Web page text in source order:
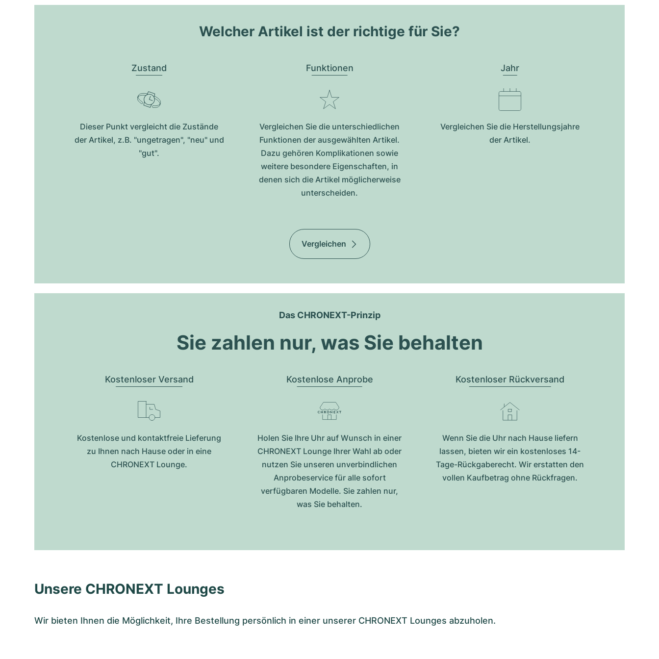
Welcher Artikel ist der richtige für Sie?
Zustand
Dieser Punkt vergleicht die Zustände
der Artikel, z.B. "ungetragen", "neu" und
"gut".
Funktionen
Vergleichen Sie die unterschiedlichen
Funktionen der ausgewählten Artikel.
Dazu gehören Komplikationen sowie
weitere besondere Eigenschaften, in
denen sich die Artikel möglicherweise
unterscheiden.
Jahr
Vergleichen Sie die Herstellungsjahre
der Artikel.
Vergleichen
Das CHRONEXT-Prinzip
Sie zahlen nur, was Sie behalten
Kostenloser Versand
Kostenlose und kontaktfreie Lieferung
zu Ihnen nach Hause oder in eine
CHRONEXT Lounge.
Kostenlose Anprobe
Holen Sie Ihre Uhr auf Wunsch in einer
CHRONEXT Lounge Ihrer Wahl ab oder
nutzen Sie unseren unverbindlichen
Anprobeservice für alle sofort
verfügbaren Modelle. Sie zahlen nur,
was Sie behalten.
Kostenloser Rückversand
Wenn Sie die Uhr nach Hause liefern
lassen, bieten wir ein kostenloses 14-
Tage-Rückgaberecht. Wir erstatten den
vollen Kaufbetrag ohne Rückfragen.
Unsere CHRONEXT Lounges
Wir bieten Ihnen die Möglichkeit, Ihre Bestellung persönlich in einer unserer CHRONEXT Lounges abzuholen.